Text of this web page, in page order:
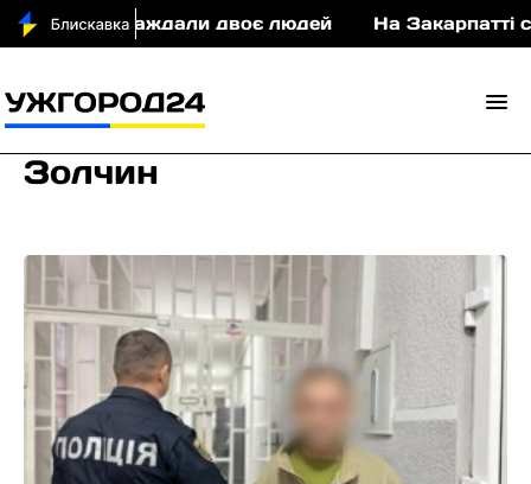
постраждали двоє людей На Закарпатті
Золчин